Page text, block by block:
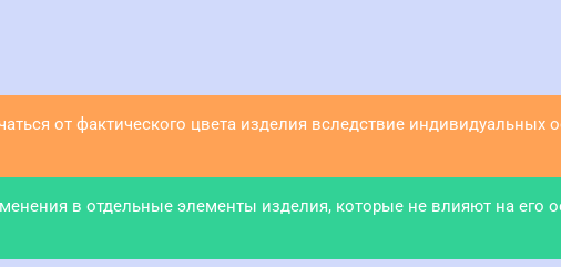
от фактического цвета изделия вследствие индивидуальных
в отдельные элементы изделия, которые не влияют на